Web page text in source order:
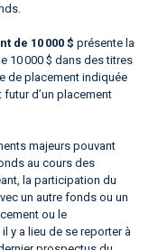
de 10 000 $ présente la
10 000 $ dans des titres
de placement indiquée
futur d’un placement
majeurs pouvant
au cours des
la participation du
un autre fonds ou un
ou le
y a lieu de se reporter à